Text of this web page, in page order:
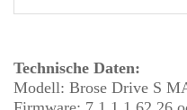
Technische Daten:
Modell: Brose Drive S